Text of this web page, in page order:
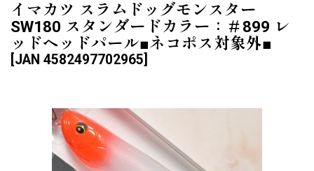
イマカツ スラムドッグモンスター
SW180 スタンダードカラー：＃899 レ
ッドヘッドパール■ネコポス対象外■
JAN 4582497702965